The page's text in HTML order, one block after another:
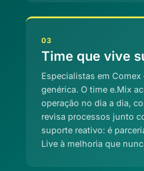
03
Time que vive
Especialistas em
genérica. O time e.Mix
operação no dia a dia,
revisa processos junto
suporte reativo: é
Live à melhoria que